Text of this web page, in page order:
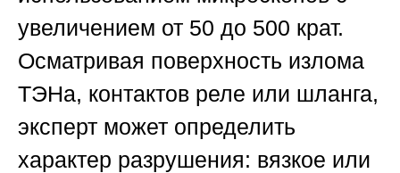
увеличением от 50 до 500 крат.
Осматривая поверхность излома
ТЭНа, контактов реле или шланга,
эксперт может определить
характер разрушения: вязкое или